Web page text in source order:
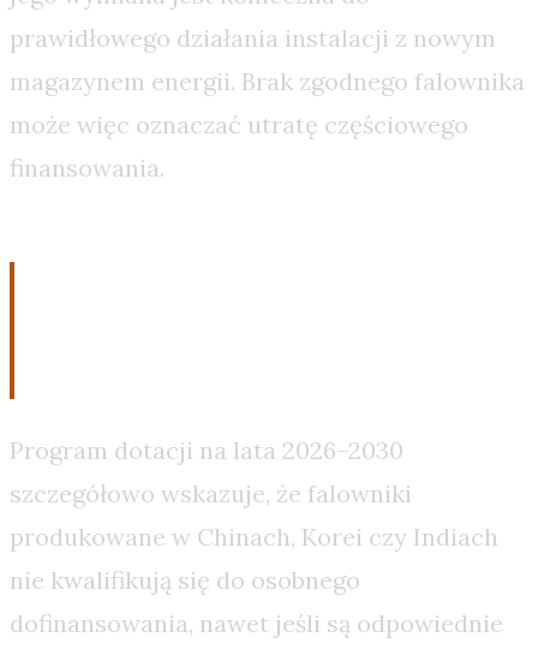
prawidłowego działania instalacji z nowym
magazynem energii. Brak zgodnego falownika
może więc oznaczać utratę częściowego
finansowania.
Program dotacji na lata 2026–2030
szczegółowo wskazuje, że falowniki
produkowane w Chinach, Korei czy Indiach
nie kwalifikują się do osobnego
dofinansowania, nawet jeśli są odpowiednie